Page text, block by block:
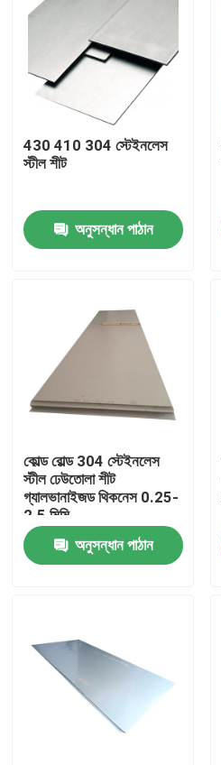
বাড়ি
ভিডিও
আমাদের সম্পর্কে
কারখানা ভ্রমণ
মান নিয়ন্ত্রণ
উদ্ধৃতির জন্য আবেদন
304 স্টেইনলেস স্টীল শীট
430 410 304 স্টেইনলেস
স্টীল শীট
অনুসন্ধান পাঠান
কোল্ড রোল্ড 304 স্টেইনলেস
স্টীল ঢেউতোলা শীট
গ্যালভানাইজড থিকনেস 0.25-
2.5 মিমি
অনুসন্ধান পাঠান